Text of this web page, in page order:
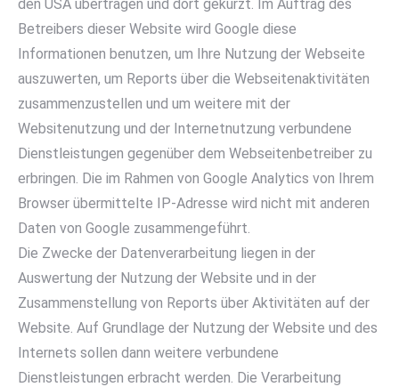
den USA übertragen und dort gekürzt. Im Auftrag des
Betreibers dieser Website wird Google diese
Informationen benutzen, um Ihre Nutzung der Webseite
auszuwerten, um Reports über die Webseitenaktivitäten
zusammenzustellen und um weitere mit der
Websitenutzung und der Internetnutzung verbundene
Dienstleistungen gegenüber dem Webseitenbetreiber zu
erbringen. Die im Rahmen von Google Analytics von Ihrem
Browser übermittelte IP-Adresse wird nicht mit anderen
Daten von Google zusammengeführt.
Die Zwecke der Datenverarbeitung liegen in der
Auswertung der Nutzung der Website und in der
Zusammenstellung von Reports über Aktivitäten auf der
Website. Auf Grundlage der Nutzung der Website und des
Internets sollen dann weitere verbundene
Dienstleistungen erbracht werden. Die Verarbeitung